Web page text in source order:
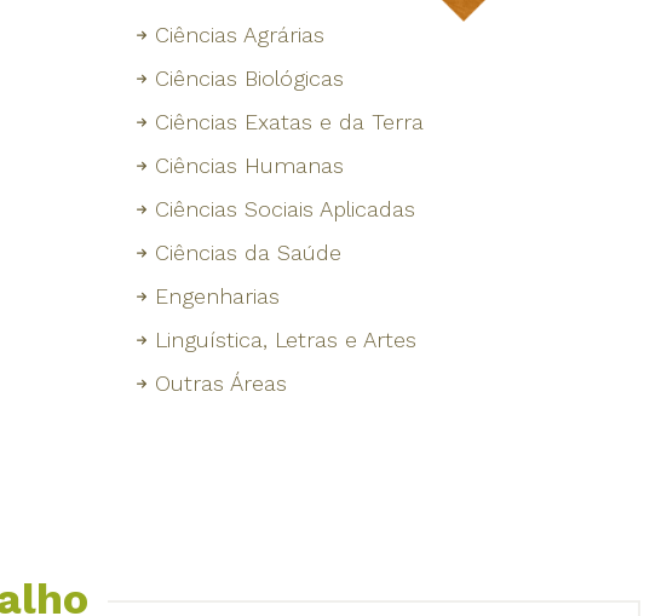
Ciências Agrárias
Ciências Biológicas
Ciências Exatas e da Terra
Ciências Humanas
Ciências Sociais Aplicadas
Ciências da Saúde
Engenharias
Linguística, Letras e Artes
Outras Áreas